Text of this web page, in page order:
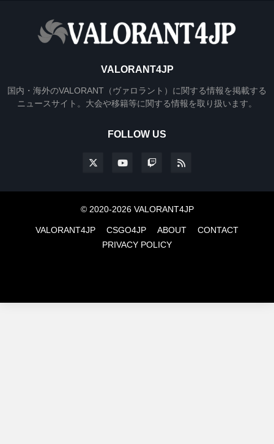
VALORANT4JP
国内・海外のVALORANT（ヴァロラント）に関する情報を掲載する
ニュースサイト。大会や移籍等に関する情報を取り扱います。
FOLLOW US
© 2020-2026 VALORANT4JP
VALORANT4JP CSGO4JP ABOUT
CONTACT
PRIVACY POLICY